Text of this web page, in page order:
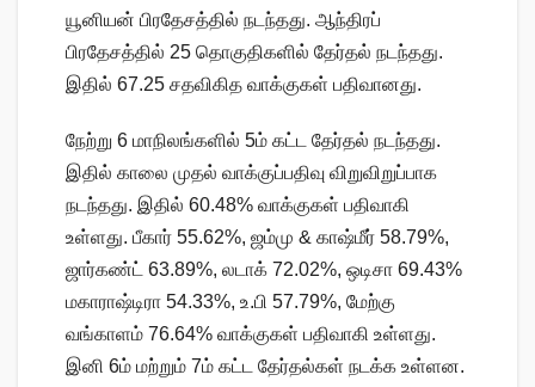
யூனியன் பிரதேசத்தில் நடந்தது. ஆந்திரப்
பிரதேசத்தில் 25 தொகுதிகளில் தேர்தல் நடந்தது.
இதில் 67.25 சதவிகித வாக்குகள் பதிவானது.
நேற்று 6 மாநிலங்களில் 5ம் கட்ட தேர்தல் நடந்தது.
இதில் காலை முதல் வாக்குப்பதிவு விறுவிறுப்பாக
நடந்தது. இதில் 60.48% வாக்குகள் பதிவாகி
உள்ளது. பீகார் 55.62%, ஜம்மு & காஷ்மீர் 58.79%,
ஜார்கண்ட் 63.89%, லடாக் 72.02%, ஒடிசா 69.43%
மகாராஷ்டிரா 54.33%, உ.பி 57.79%, மேற்கு
வங்காளம் 76.64% வாக்குகள் பதிவாகி உள்ளது.
இனி 6ம் மற்றும் 7ம் கட்ட தேர்தல்கள் நடக்க உள்ளன.